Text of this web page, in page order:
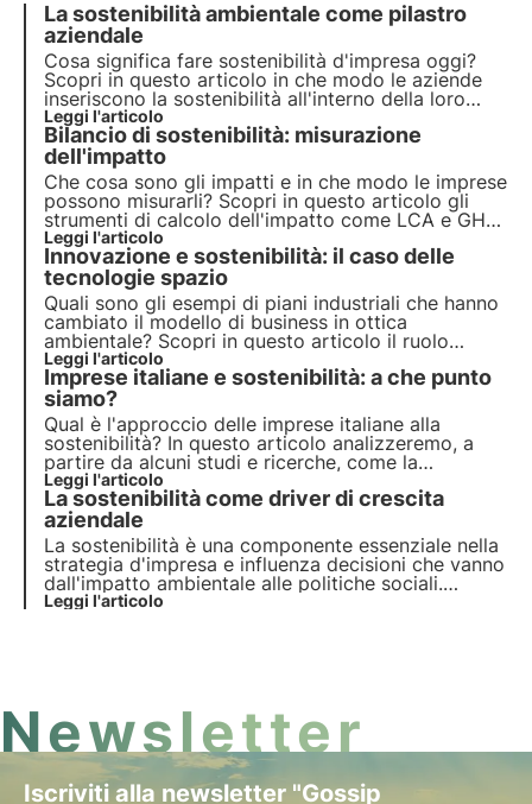
La sostenibilità ambientale come pilastro
aziendale
Cosa significa fare sostenibilità d'impresa oggi?
Scopri in questo articolo in che modo le aziende
inseriscono la sostenibilità all'interno della loro
strategia, dall'analisi di materialità al calcolo degli
impatti, e il loro ruolo nel raggiungimento degli
obiettivi dell'Agenda 2030.
Leggi l'articolo
Bilancio di sostenibilità: misurazione
dell'impatto
Che cosa sono gli impatti e in che modo le imprese
possono misurarli? Scopri in questo articolo gli
strumenti di calcolo dell'impatto come LCA e GHG
Protocol. Approfondisci con le Pillole dall'Oasi, la
Digital Academy di 3Bee per i Professionisti della
Sostenibilità.
Leggi l'articolo
Innovazione e sostenibilità: il caso delle
tecnologie spazio
Quali sono gli esempi di piani industriali che hanno
cambiato il modello di business in ottica
ambientale? Scopri in questo articolo il ruolo
dell'innovazione nella transizione ecologica.
Approfondisci con le Pillole dall'Oasi, la Digital
Academy di 3Bee per i Professionisti della
Sostenibilità.
Leggi l'articolo
Imprese italiane e sostenibilità: a che punto
siamo?
Qual è l'approccio delle imprese italiane alla
sostenibilità? In questo articolo analizzeremo, a
partire da alcuni studi e ricerche, come la
sostenibilità stia diventando una leva strategica
per il business, contribuendo a gestire i rischi e
ridurre i costi.
Leggi l'articolo
La sostenibilità come driver di crescita
aziendale
La sostenibilità è una componente essenziale nella
strategia d'impresa e influenza decisioni che vanno
dall'impatto ambientale alle politiche sociali.
Questo articolo esplora il ruolo della sostenibilità
Leggi l'articolo
Newsletter
Iscriviti alla newsletter "Gossip